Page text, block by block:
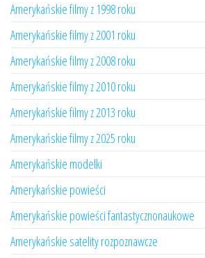
Amerykańskie filmy z 1998 roku
Amerykańskie filmy z 2001 roku
Amerykańskie filmy z 2008 roku
Amerykańskie filmy z 2010 roku
Amerykańskie filmy z 2013 roku
Amerykańskie filmy z 2025 roku
Amerykańskie modelki
Amerykańskie powieści
Amerykańskie powieści fantastycznonaukowe
Amerykańskie satelity rozpoznawcze